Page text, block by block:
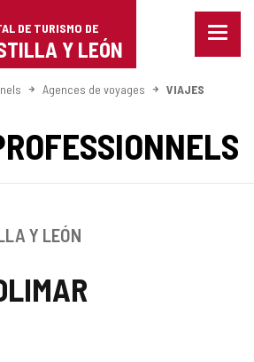
DE TURISMO DE
Y LEÓN
Menu
Agences de voyages
VIAJES
Y LEÓN